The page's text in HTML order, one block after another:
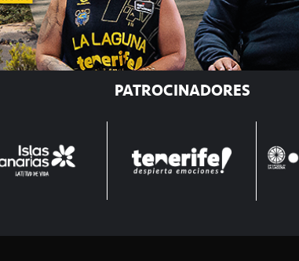
PATROCINADORES